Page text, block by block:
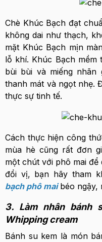
Chè Khúc Bạch đạt
không dai như thạch,
mặt Khúc Bạch mịn
lỗ khí. Khúc Bạch mềm
bùi bùi và miếng
thanh mát và ngọt nhẹ.
thực sự tinh tế.
Cách thực hiện công
mùa hè cũng rất đơn
một chút với phô mai
đổi vị, bạn hãy tham
bạch phô maibéo ngậy,
3. Làm nhân bánh
Whipping cream
Bánh su kem là món